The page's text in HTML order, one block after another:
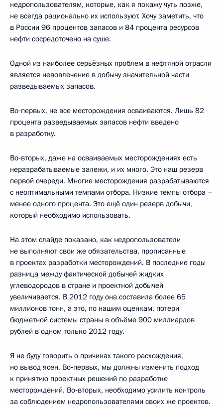
недропользователям, которые, как я покажу чуть позже,
не всегда рационально их используют. Хочу заметить, что
в России 96 процентов запасов и 84 процента ресурсов
нефти сосредоточено на суше.
Одной из наиболее серьёзных проблем в нефтяной отрасли
является невовлечение в добычу значительной части
разведываемых запасов.
Во‑первых, не все месторождения осваиваются. Лишь 82
процента разведываемых запасов нефти введено
в разработку.
Во‑вторых, даже на осваиваемых месторождениях есть
неразрабатываемые залежи, и их много. Это наш резерв
первой очереди. Многие месторождения разрабатываются
с неоптимальными темпами отбора. Низкие темпы отбора –
менее одного процента. Это ещё один резерв добычи,
который необходимо использовать.
На этом слайде показано, как недропользователи
не выполняют свои же обязательства, прописанные
в проектах разработки месторождений. В последние годы
разница между фактической добычей жидких
углеводородов в стране и проектной добычей
увеличивается. В 2012 году она составила более 65
миллионов тонн, а это, по нашим оценкам, потери
бюджетной системы страны в объёме 900 миллиардов
рублей в одном только 2012 году.
Я не буду говорить о причинах такого расхождения,
но вывод ясен. Во‑первых, мы должны изменить подход
к принятию проектных решений по разработке
месторождений. Во‑вторых, необходимо усилить контроль
за соблюдением недропользователями своих же проектов.